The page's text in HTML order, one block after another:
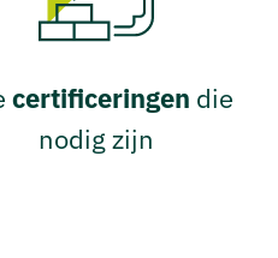
certificeringen die
nodig zijn